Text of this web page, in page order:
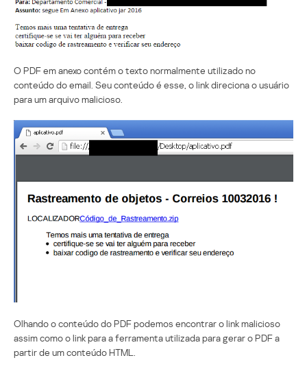
O PDF em anexo contém o texto normalmente utilizado no
conteúdo do email. Seu conteúdo é esse, o link direciona o usuário
para um arquivo malicioso.
Olhando o conteúdo do PDF podemos encontrar o link malicioso
assim como o link para a ferramenta utilizada para gerar o PDF a
partir de um conteúdo HTML.